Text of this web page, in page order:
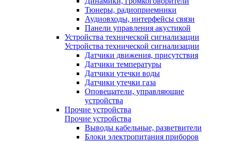
Тюнеры, радиоприемники
Аудиовходы, интерфейсы связи
Панели управления акустикой
Устройства технической сигнализации
Устройства технической сигнализации
Датчики движения, присутствия
Датчики температуры
Датчики утечки воды
Датчики утечки газа
Оповещатели, управляющие
устройства
Прочие устройства
Прочие устройства
Выводы кабельные, разветвители
Блоки электропитания приборов